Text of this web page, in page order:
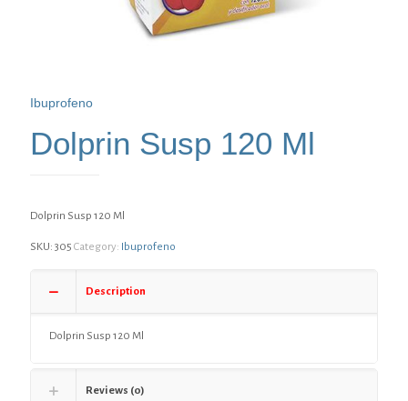
Ibuprofeno
Dolprin Susp 120 Ml
Dolprin Susp 120 Ml
SKU: 305 Category: Ibuprofeno
Description
Dolprin Susp 120 Ml
Reviews (0)